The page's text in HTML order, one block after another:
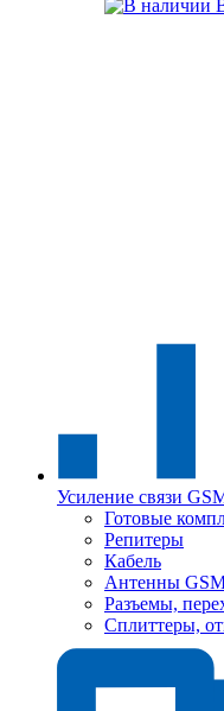
Усиление связи
Готовые
Репитеры
Кабель
Антенны
Разъемы,
Сплиттеры,